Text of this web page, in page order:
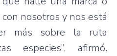
nosotros y nos está
más sobre la ruta
especies”, afirmó.